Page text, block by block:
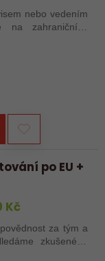
nebo vedením
zahraničních
který
po EU +
Kč
za tým a